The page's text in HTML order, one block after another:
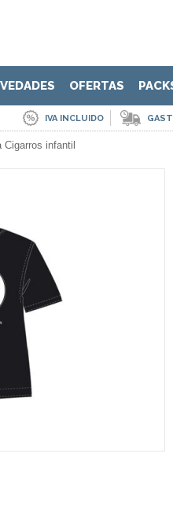
OFERTAS
IVA INCLUIDO
infantil